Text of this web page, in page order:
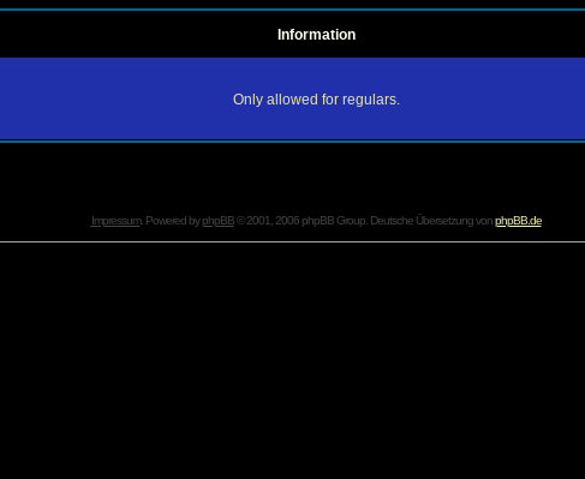
Information
Only allowed for regulars.
Impressum. Powered byphpBB© 2001, 2006 phpBB Group. Deutsche Übersetzung vonphpBB.de